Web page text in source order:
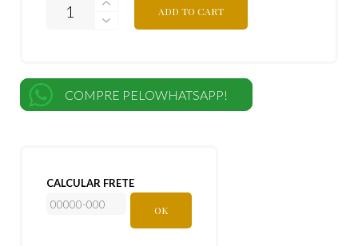
ADD TO CART
COMPRE PELOWHATSAPP!
CALCULAR FRETE
OK